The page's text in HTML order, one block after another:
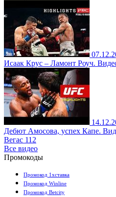
Исаак Крус – Ламонт Роуч.
Дебют Амосова, успех Капе.
Вегас 112
Все видео
Промокоды
Промокод 1хставка
Промокод Winline
Промокод Betcity